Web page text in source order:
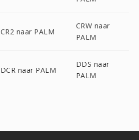
CR2 naar PALM
CRW naar
PALM
DCR naar PALM
DDS naar
PALM